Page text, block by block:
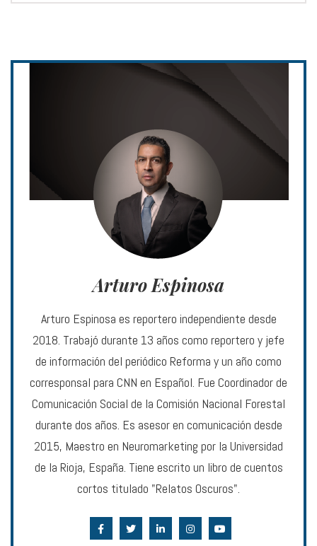
Arturo Espinosa
Arturo Espinosa es reportero independiente desde
2018. Trabajó durante 13 años como reportero y jefe
de información del periódico Reforma y un año como
corresponsal para CNN en Español. Fue Coordinador de
Comunicación Social de la Comisión Nacional Forestal
durante dos años. Es asesor en comunicación desde
2015, Maestro en Neuromarketing por la Universidad
de la Rioja, España. Tiene escrito un libro de cuentos
cortos titulado "Relatos Oscuros".